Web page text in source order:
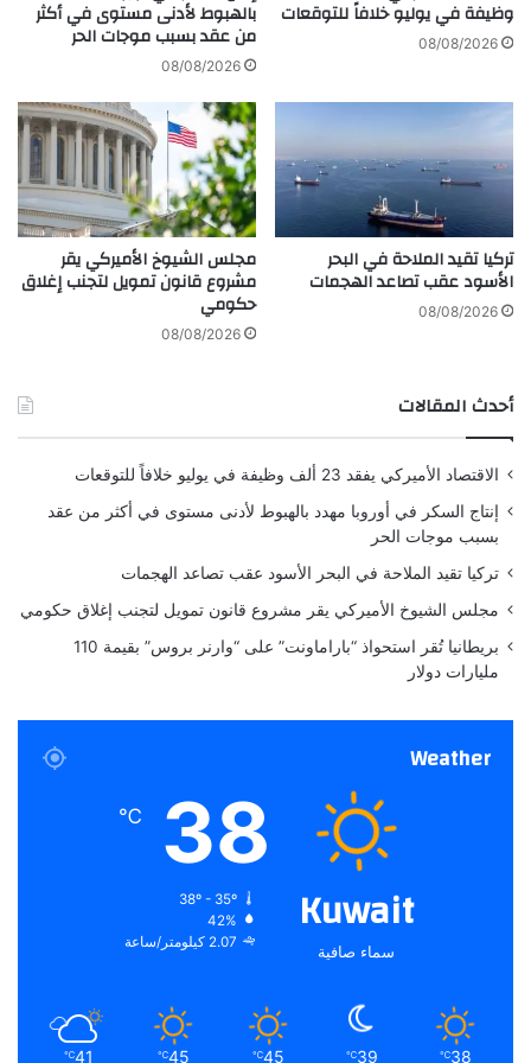
ل
م
ي
ة
ي
ا
ف
ض
ع
ن
د
م
ي
ش
ر
ج
ا
ب
وظيفة في يوليو خلافاً للتوقعات
08/08/2026
بالهبوط لأدنى مستوى في أكثر
من عقد بسبب موجات الحر
08/08/2026
تركيا تقيد الملاحة في البحر
الأسود عقب تصاعد الهجمات
08/08/2026
مجلس الشيوخ الأميركي يقر
مشروع قانون تمويل لتجنب إغلاق
حكومي
08/08/2026
أحدث المقالات
الاقتصاد الأميركي يفقد 23 ألف وظيفة في يوليو خلافاً للتوقعات
إنتاج السكر في أوروبا مهدد بالهبوط لأدنى مستوى في أكثر من عقد
بسبب موجات الحر
تركيا تقيد الملاحة في البحر الأسود عقب تصاعد الهجمات
مجلس الشيوخ الأميركي يقر مشروع قانون تمويل لتجنب إغلاق حكومي
بريطانيا تُقر استحواذ “باراماونت” على “وارنر بروس” بقيمة 110
مليارات دولار
Weather
Kuwait
سماء صافية
38
℃
38º - 35º
42%
2.07 كيلومتر/ساعة
38
℃
39
℃
45
℃
45
℃
41
℃